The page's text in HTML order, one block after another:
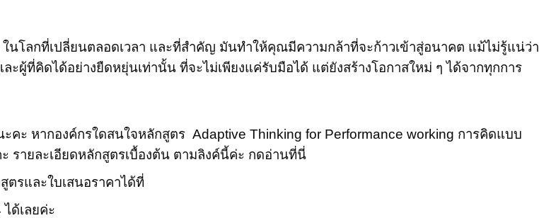
โลกที่เปลี่ยนตลอดเวลา และที่สำคัญ มันทำให้คุณมีความกล้าที่จะก้าวเข้าสู่อนาคต แม้ไม่รู้แน่ว่า
ผู้ที่คิดได้อย่างยืดหยุ่นเท่านั้น ที่จะไม่เพียงแค่รับมือได้ แต่ยังสร้างโอกาสใหม่ ๆ ได้จากทุกการ
คะ หากองค์กรใดสนใจหลักสูตร Adaptive Thinking for Performance working การคิดแบบ
รายละเอียดหลักสูตรเบื้องต้น ตามลิงค์นี้ค่ะ กดอ่านที่นี่
ตรและใบเสนอราคาได้ที่
ด้เลยค่ะ